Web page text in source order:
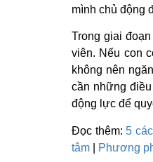
mình chủ động
Trong giai
viên. Nếu con
không nên
cần những
động lực để
Đọc thêm:5
tâm
Phương